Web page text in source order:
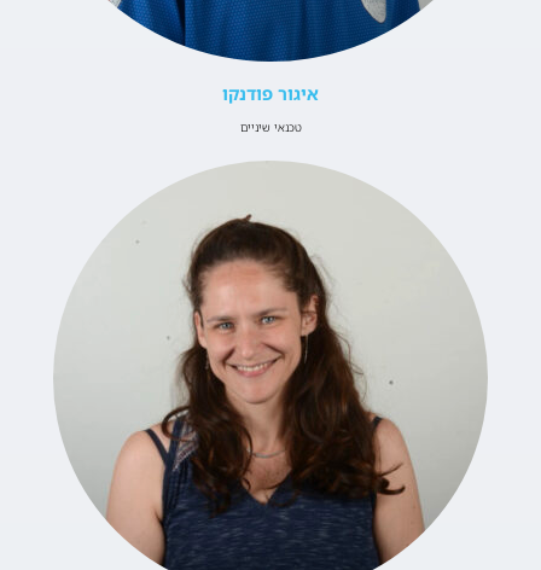
איגור פודנקו
טכנאי שיניים